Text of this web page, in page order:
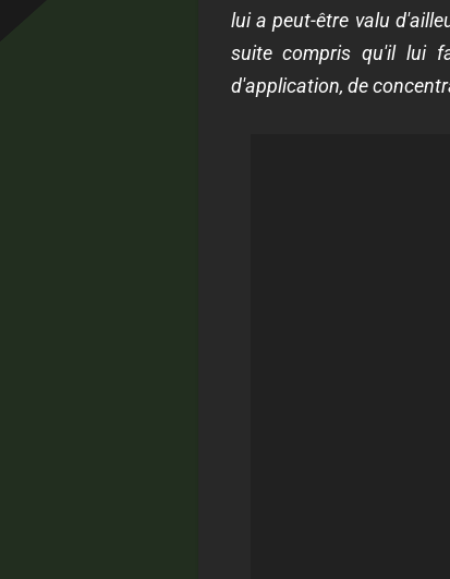
lui a peut-être valu
suite compris qu'il lui
d'application, de